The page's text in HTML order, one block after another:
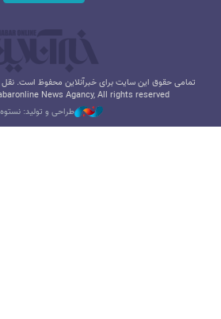
تمامی حقوق این سایت برای خبرآنلاین محفوظ است. نقل
News Agancy, All rights reserved
طراحی و تولید: نستوه